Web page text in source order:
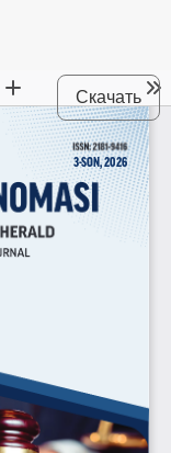
Скачать